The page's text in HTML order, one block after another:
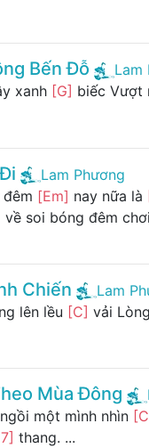
Bến Đỗ
Lam
xanh [G] biếc Vượt
Lam Phương
[Em] nay nữa là
về soi bóng đêm chơi
Chiến
Lam
lên lều [C] vải
Mùa Đông
một mình nhìn
thang. ...